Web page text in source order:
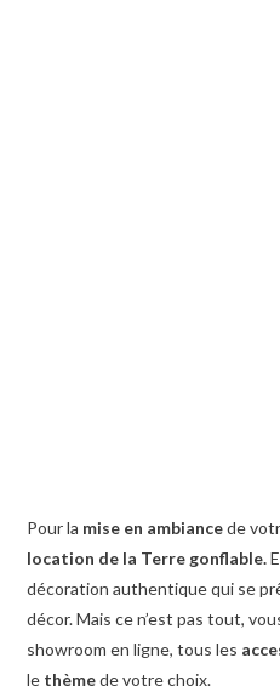
Pour la mise en ambiancede
location de la Terre gonflable.
décoration authentique qui se
décor. Mais ce n’est pas tout,
showroom en ligne, tous les
le thèmede votre choix.